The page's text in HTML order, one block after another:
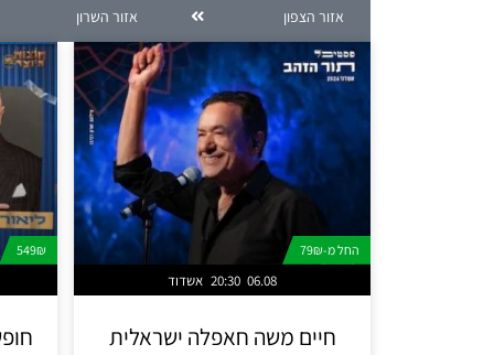
אזור הצפון אזור השרון
החל מ-79₪
אשדוד 20:30 06.08
חיים משה חאפלה ישראלית
549₪